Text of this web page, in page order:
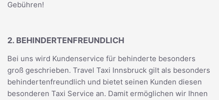
Gebühren!
2. BEHINDERTENFREUNDLICH
Bei uns wird Kundenservice für behinderte besonders
groß geschrieben. Travel Taxi Innsbruck gilt als besonders
behindertenfreundlich und bietet seinen Kunden diesen
besonderen Taxi Service an. Damit ermöglichen wir Ihnen